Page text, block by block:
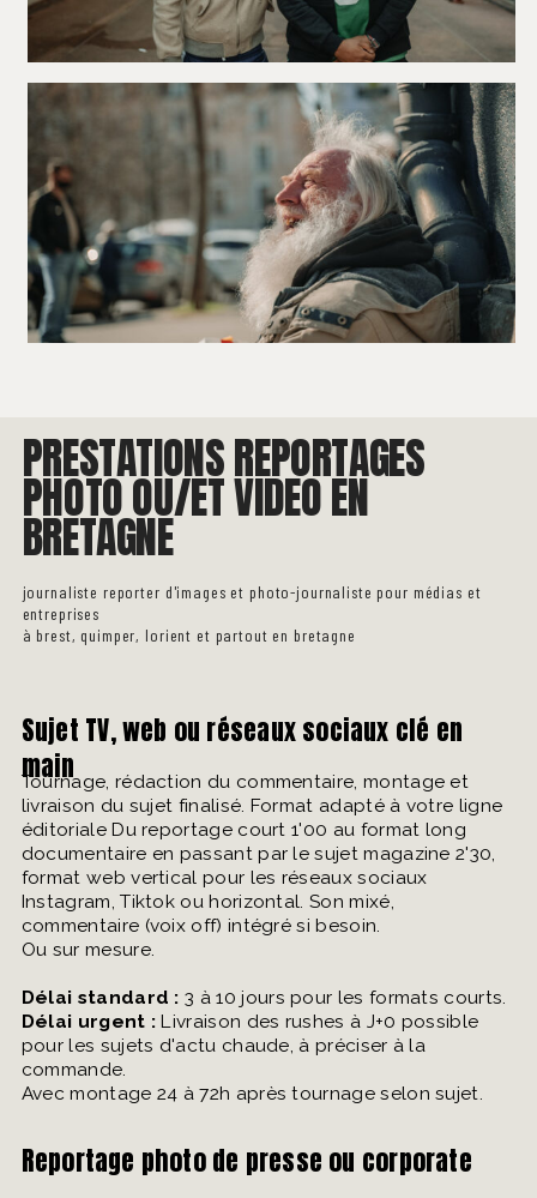
PRESTATIONS REPORTAGES
PHOTO OU/ET VIDEO EN
BRETAGNE
journaliste reporter d'images et photo-journaliste pour médias et
entreprises
à brest, quimper, lorient et partout en bretagne
Reportage photo de presse ou corporate
Sujet TV, web ou réseaux sociaux clé en
main
Tournage, rédaction du commentaire, montage et
livraison du sujet finalisé. Format adapté à votre ligne
éditoriale Du reportage court 1'00 au format long
documentaire en passant par le sujet magazine 2'30,
format web vertical pour les réseaux sociaux
Instagram, Tiktok ou horizontal. Son mixé,
commentaire (voix off) intégré si besoin.
Ou sur mesure.
Délai standard : 3 à 10 jours pour les formats courts.
Délai urgent : Livraison des rushes à J+0 possible
pour les sujets d'actu chaude, à préciser à la
commande.
Avec montage 24 à 72h après tournage selon sujet.